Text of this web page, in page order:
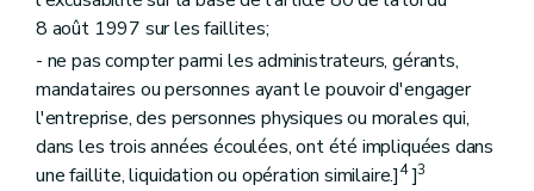
8 août 1997 sur les faillites;
- ne pas compter parmi les administrateurs, gérants,
mandataires ou personnes ayant le pouvoir d'engager
l'entreprise, des personnes physiques ou morales qui,
dans les trois années écoulées, ont été impliquées dans
une faillite, liquidation ou opération similaire.]4]3